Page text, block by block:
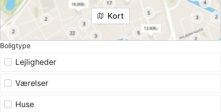
Kort
Boligtype
Lejligheder
Værelser
Huse